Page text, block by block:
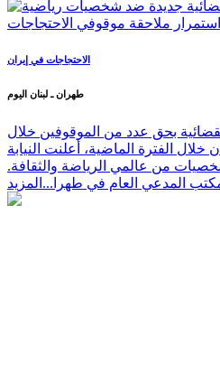
الاحتجاجات في إيران
طهران ـ لبنان اليوم
بحق عدد من الموقوفين خلال
خلال الفترة الماضية، أعلنت النيابة
من عالمي الرياضة والثقافة.
المدعي العام في طهرا... المزيد